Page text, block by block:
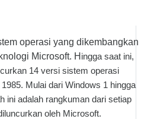
operasi yang dikembangkan
Microsoft. H ingga saat ini,
14 versi sistem operasi
Mulai dari Windows 1 hingga
ini adalah rangkuman dari setiap
oleh Microsoft.